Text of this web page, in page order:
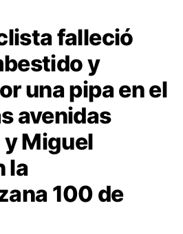
falleció
y
una pipa en el
avenidas
Miguel
la
100 de